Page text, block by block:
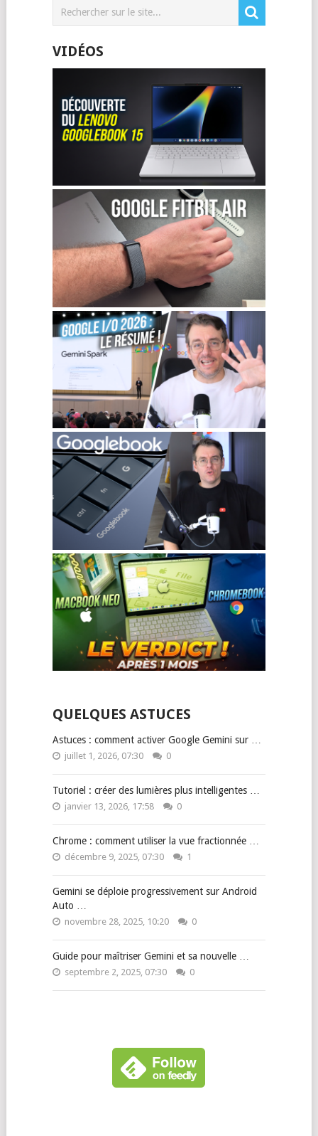
VIDÉOS
QUELQUES ASTUCES
Astuces : comment activer Google Gemini sur …
juillet 1, 2026, 07:30 0
Tutoriel : créer des lumières plus intelligentes …
janvier 13, 2026, 17:58 0
Chrome : comment utiliser la vue fractionnée …
décembre 9, 2025, 07:30 1
Gemini se déploie progressivement sur Android
Auto …
novembre 28, 2025, 10:20 0
Guide pour maîtriser Gemini et sa nouvelle …
septembre 2, 2025, 07:30 0